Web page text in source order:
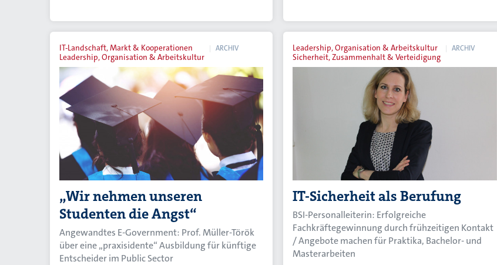
IT-Landschaft, Markt & Kooperationen
Leadership, Organisation & Arbeitskultur
ARCHIV
„Wir nehmen unseren
Studenten die Angst“
Angewandtes E-Government: Prof. Müller-Török
über eine „praxisidente“ Ausbildung für künftige
Entscheider im Public Sector
Leadership, Organisation & Arbeitskultur
Sicherheit, Zusammenhalt & Verteidigung
ARCHIV
IT-Sicherheit als Berufung
BSI-Personalleiterin: Erfolgreiche
Fachkräftegewinnung durch frühzeitigen Kontakt
/ Angebote machen für Praktika, Bachelor- und
Masterarbeiten